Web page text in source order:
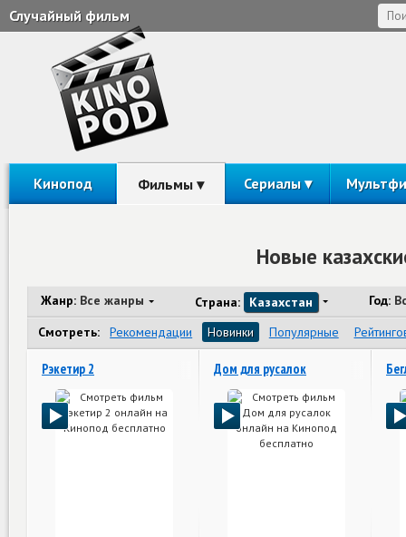
Случайный фильм
Кинопод Фильмы Сериалы
Новые
Жанр: Все жанры Страна: Казахстан Год:
Смотреть:
Рекомендации Новинки Популярные
Рэкетир 2 Дом для русалок